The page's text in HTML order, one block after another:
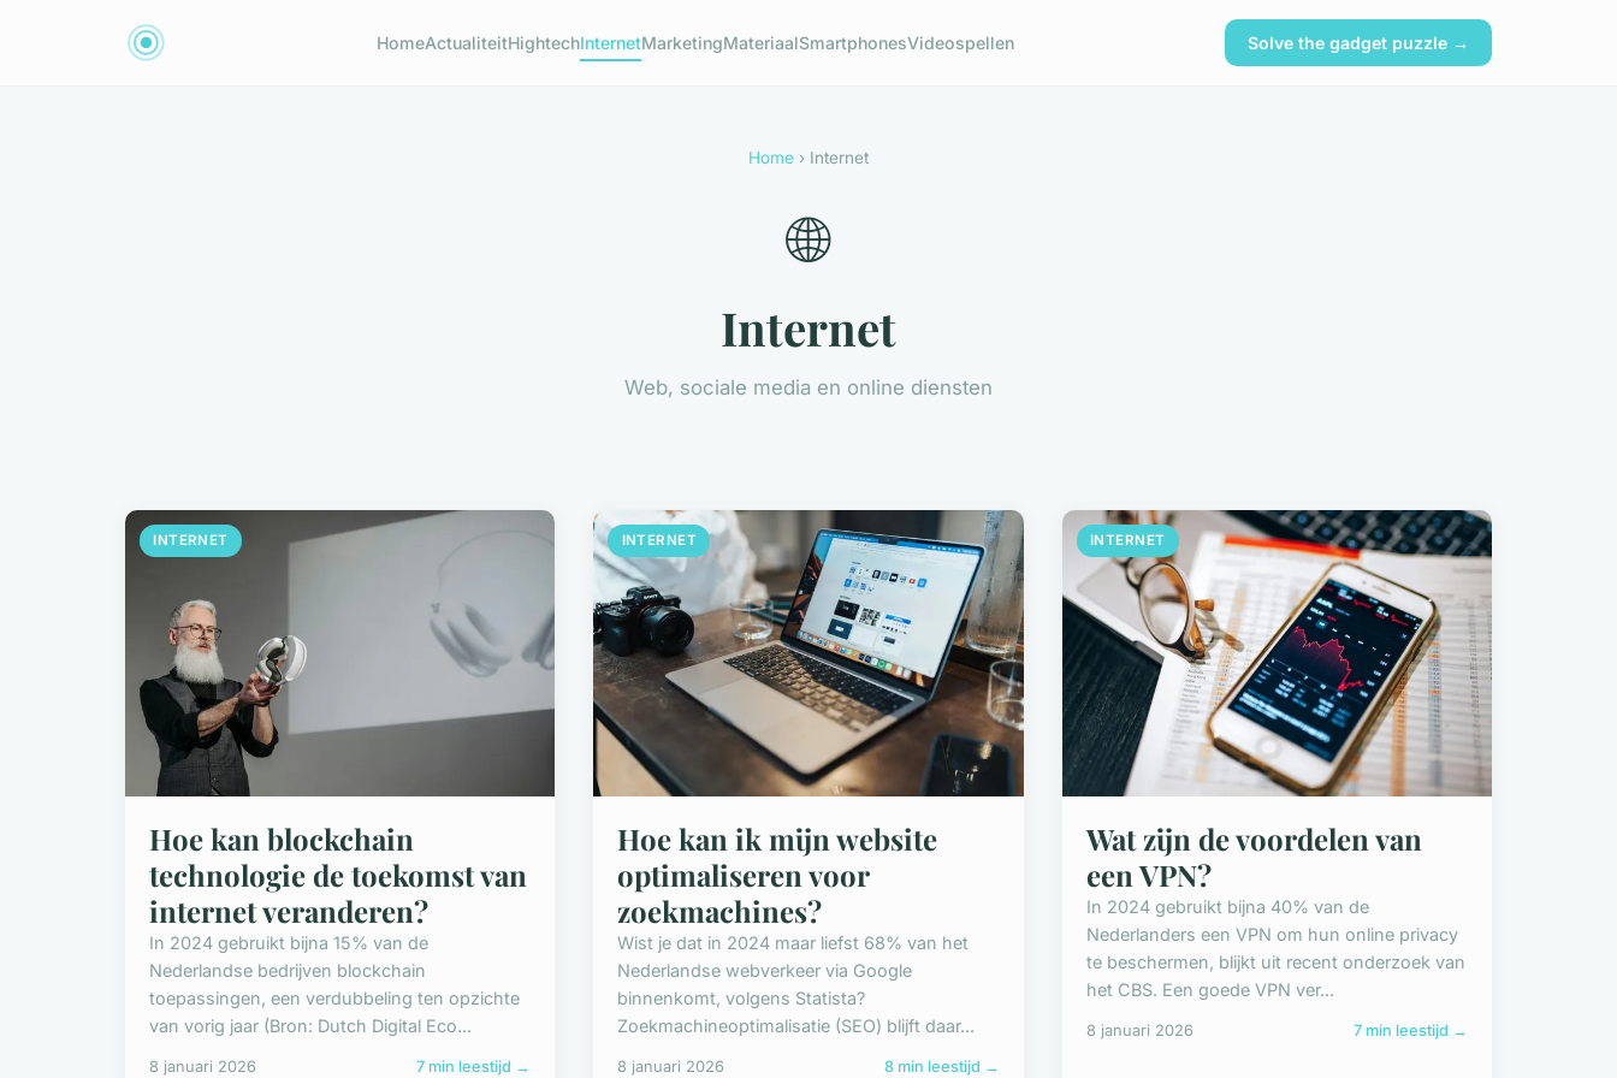
HomeActualiteitHightechInternetMarketingMateriaalSmartphonesVideospellen Solve the gadget puzzle →
Home › Internet
🌐
Internet
Web, sociale media en online diensten
INTERNET
Hoe kan blockchain
technologie de toekomst van
internet veranderen?
In 2024 gebruikt bijna 15% van de
Nederlandse bedrijven blockchain
toepassingen, een verdubbeling ten opzichte
van vorig jaar (Bron: Dutch Digital Eco...
8 januari 2026 7 min leestijd →
INTERNET
Hoe kan ik mijn website
optimaliseren voor
zoekmachines?
Wist je dat in 2024 maar liefst 68% van het
Nederlandse webverkeer via Google
binnenkomt, volgens Statista?
Zoekmachineoptimalisatie (SEO) blijft daar...
8 januari 2026 8 min leestijd →
INTERNET
Wat zijn de voordelen van
een VPN?
In 2024 gebruikt bijna 40% van de
Nederlanders een VPN om hun online privacy
te beschermen, blijkt uit recent onderzoek van
het CBS. Een goede VPN ver...
8 januari 2026 7 min leestijd →